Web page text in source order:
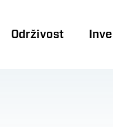
Održivost